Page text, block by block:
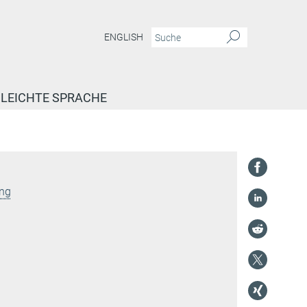
ENGLISH
LEICHTE SPRACHE